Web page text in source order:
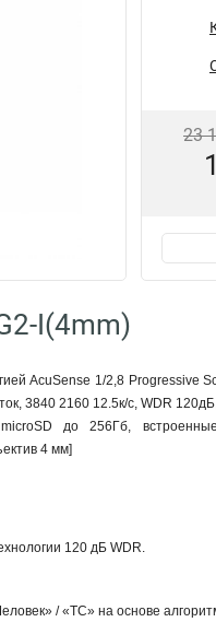
23
I(4mm)
AcuSense 1/2,8 Progressive
3840 2160 12.5к/с, WDR
до 256Гб,
4 мм]
120 дБ WDR.
/ «ТС» на основе